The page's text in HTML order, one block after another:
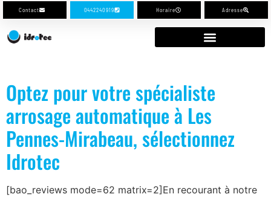
Contact 0442240919 Horaire Adresse
Optez pour votre spécialiste
arrosage automatique à Les
Pennes-Mirabeau, sélectionnez
Idrotec
[bao_reviews mode=62 matrix=2]En recourant à notre